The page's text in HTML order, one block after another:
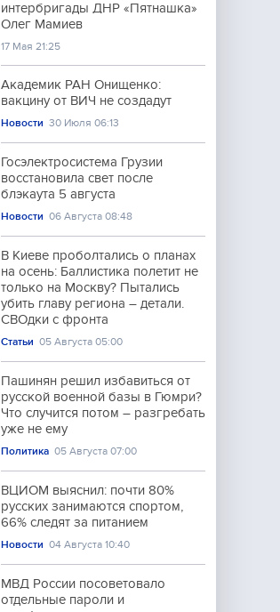
интербригады ДНР «Пятнашка»
Олег Мамиев
17 Мая 21:25
Академик РАН Онищенко:
вакцину от ВИЧ не создадут
Новости 30 Июля 06:13
Госэлектросистема Грузии
восстановила свет после
блэкаута 5 августа
Новости 06 Августа 08:48
В Киеве проболтались о планах
на осень: Баллистика полетит не
только на Москву? Пытались
убить главу региона – детали.
СВОдки с фронта
Статьи 05 Августа 05:00
Пашинян решил избавиться от
русской военной базы в Гюмри?
Что случится потом – разгребать
уже не ему
Политика 05 Августа 07:00
ВЦИОМ выяснил: почти 80%
русских занимаются спортом,
66% следят за питанием
Новости 04 Августа 10:40
МВД России посоветовало
отдельные пароли и